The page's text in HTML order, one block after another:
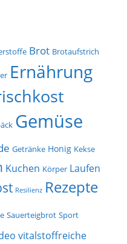
Brot Brotaufstrich
Ernährung
Gemüse
Getränke Honig Kekse
Kuchen Körper Laufen
Resilienz Rezepte
Sauerteigbrot Sport
vitalstoffreiche